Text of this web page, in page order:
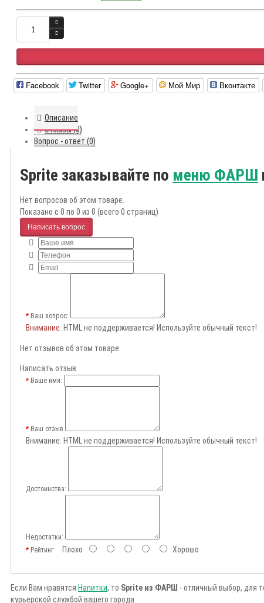
Facebook Twitter Google+ Мой Мир Вконтакте
Описание
Отзывы (0)
Вопрос - ответ (0)
Sprite заказывайте по меню ФАРШ
Нет вопросов об этом товаре.
Показано с 0 по 0 из 0 (всего 0 страниц)
Написать вопрос
Ваш вопрос:
Внимание: HTML не поддерживается! Используйте обычный текст!
Нет отзывов об этом товаре.
Написать отзыв
Ваше имя:
Ваш отзыв
Внимание: HTML не поддерживается! Используйте обычный текст!
Достоинства:
Недостатки:
РейтингПлохо Хорошо
Если Вам нравятся Напитки, то Sprite из ФАРШ - отличный выбор, для
курьерской службой вашего города.